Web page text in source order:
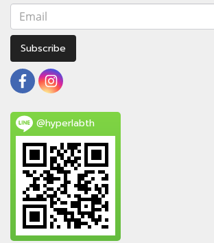
Subscribe
@hyperlabth